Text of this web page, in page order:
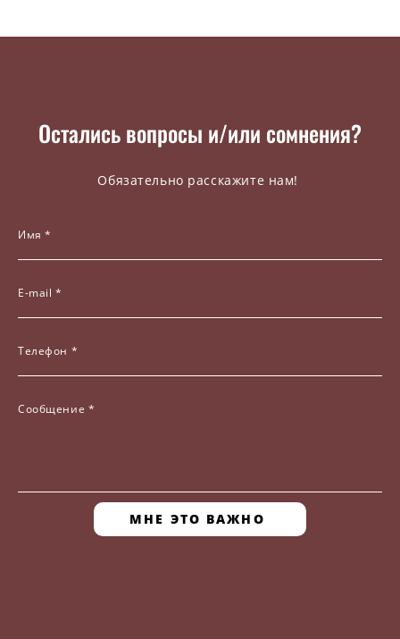
Остались вопросы и/или сомнения?
Обязательно расскажите нам!
Имя *
E-mail *
Телефон *
Сообщение *
МНЕ ЭТО ВАЖНО